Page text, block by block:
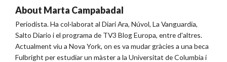
About Marta Campabadal
Periodista. Ha col·laborat al Diari Ara, Núvol, La Vanguardia,
Salto Diario i el programa de TV3 Blog Europa, entre d'altres.
Actualment viu a Nova York, on es va mudar gràcies a una beca
Fulbright per estudiar un màster a la Universitat de Columbia i